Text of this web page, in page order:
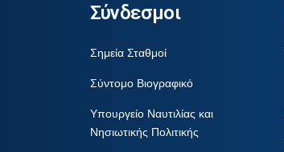
Σύνδεσμοι
Σημεία Σταθμοί
Σύντομο Βιογραφικό
Υπουργείο Ναυτιλίας και
Νησιωτικής Πολιτικής